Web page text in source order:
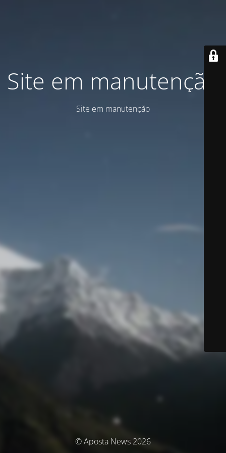
Site em manutenção
Site em manutenção
© Aposta News 2026